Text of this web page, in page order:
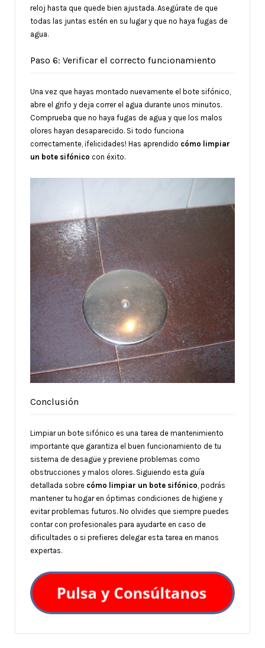
reloj hasta que quede bien ajustada. Asegúrate de que
todas las juntas estén en su lugar y que no haya fugas de
agua.
Paso 6: Verificar el correcto funcionamiento
Una vez que hayas montado nuevamente el bote sifónico,
abre el grifo y deja correr el agua durante unos minutos.
Comprueba que no haya fugas de agua y que los malos
olores hayan desaparecido. Si todo funciona
correctamente, ¡felicidades! Has aprendido cómo limpiar
un bote sifónico con éxito.
Conclusión
Limpiar un bote sifónico es una tarea de mantenimiento
importante que garantiza el buen funcionamiento de tu
sistema de desagüe y previene problemas como
obstrucciones y malos olores. Siguiendo esta guía
detallada sobre cómo limpiar un bote sifónico , podrás
mantener tu hogar en óptimas condiciones de higiene y
evitar problemas futuros. No olvides que siempre puedes
contar con profesionales para ayudarte en caso de
dificultades o si prefieres delegar esta tarea en manos
expertas.